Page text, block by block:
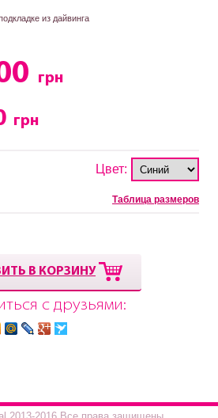
из дайвинга
грн
грн
Цвет:
Таблица размеров
В КОРЗИНУ
с друзьями: